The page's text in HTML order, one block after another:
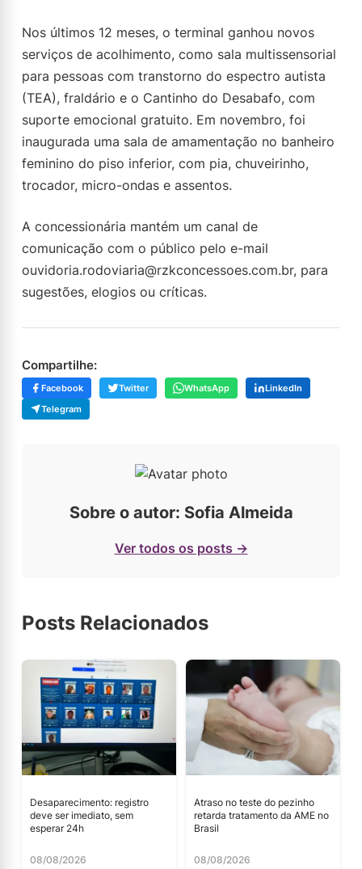
Nos últimos 12 meses, o terminal ganhou novos
serviços de acolhimento, como sala multissensorial
para pessoas com transtorno do espectro autista
(TEA), fraldário e o Cantinho do Desabafo, com
suporte emocional gratuito. Em novembro, foi
inaugurada uma sala de amamentação no banheiro
feminino do piso inferior, com pia, chuveirinho,
trocador, micro-ondas e assentos.
A concessionária mantém um canal de
comunicação com o público pelo e-mail
ouvidoria.rodoviaria@rzkconcessoes.com.br, para
sugestões, elogios ou críticas.
Compartilhe:
Facebook Twitter WhatsApp
LinkedIn
Telegram
Sobre o autor: Sofia Almeida
Ver todos os posts →
Posts Relacionados
Desaparecimento: registro
deve ser imediato, sem
esperar 24h
08/08/2026
Atraso no teste do pezinho
retarda tratamento da AME no
Brasil
08/08/2026